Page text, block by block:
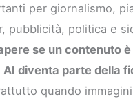
per giornalismo,
pubblicità, politica e
se un contenuto
AI diventa parte della
quando